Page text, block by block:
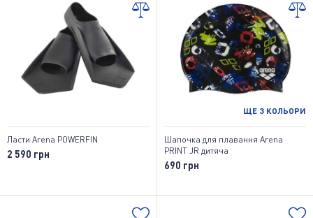
Ласти Arena POWERFIN
2 590 грн
ЩЕ 3 КОЛЬОРИ
Шапочка для плавання Arena
PRINT JR дитяча
690 грн